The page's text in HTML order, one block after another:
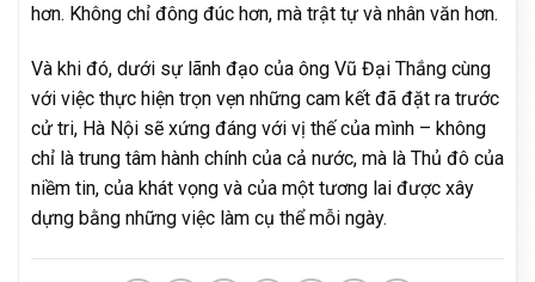
hơn. Không chỉ đông đúc hơn, mà trật tự và nhân văn hơn.
Và khi đó, dưới sự lãnh đạo của ông Vũ Đại Thắng cùng
với việc thực hiện trọn vẹn những cam kết đã đặt ra trước
cử tri, Hà Nội sẽ xứng đáng với vị thế của mình – không
chỉ là trung tâm hành chính của cả nước, mà là Thủ đô của
niềm tin, của khát vọng và của một tương lai được xây
dựng bằng những việc làm cụ thể mỗi ngày.